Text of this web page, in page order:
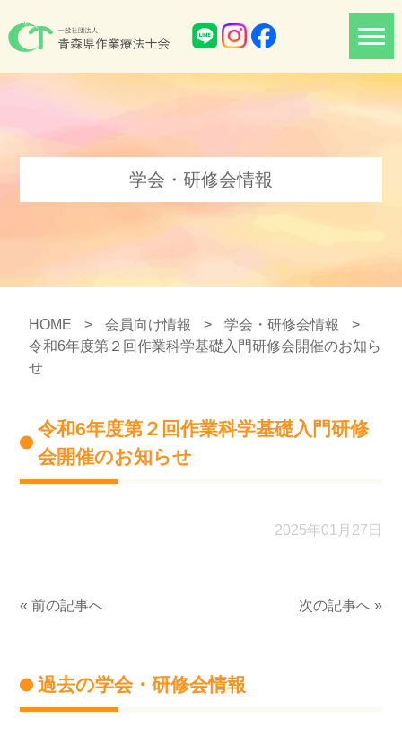
学会・研修会情報
HOME > 会員向け情報 > 学会・研修会情報
>
令和6年度第２回作業科学基礎入門研修会開催のお知ら
せ
令和6年度第２回作業科学基礎入門研修
会開催のお知らせ
2025年01月27日
« 前の記事へ 次の記事へ »
過去の学会・研修会情報